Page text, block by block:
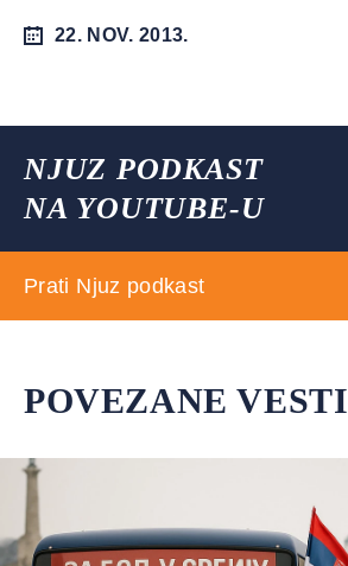
22. NOV. 2013.
NJUZ PODKAST
NA YOUTUBE-U
Prati Njuz podkast
POVEZANE VESTI